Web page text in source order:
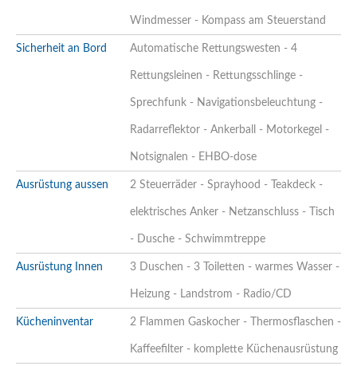
Windmesser - Kompass am Steuerstand
Sicherheit an Bord Automatische Rettungswesten - 4
Rettungsleinen - Rettungsschlinge -
Sprechfunk - Navigationsbeleuchtung -
Radarreflektor - Ankerball - Motorkegel -
Notsignalen - EHBO-dose
Ausrüstung aussen 2 Steuerräder - Sprayhood - Teakdeck -
elektrisches Anker - Netzanschluss - Tisch
- Dusche - Schwimmtreppe
Ausrüstung Innen 3 Duschen - 3 Toiletten - warmes Wasser -
Heizung - Landstrom - Radio/CD
Kücheninventar 2 Flammen Gaskocher - Thermosflaschen -
Kaffeefilter - komplette Küchenausrüstung